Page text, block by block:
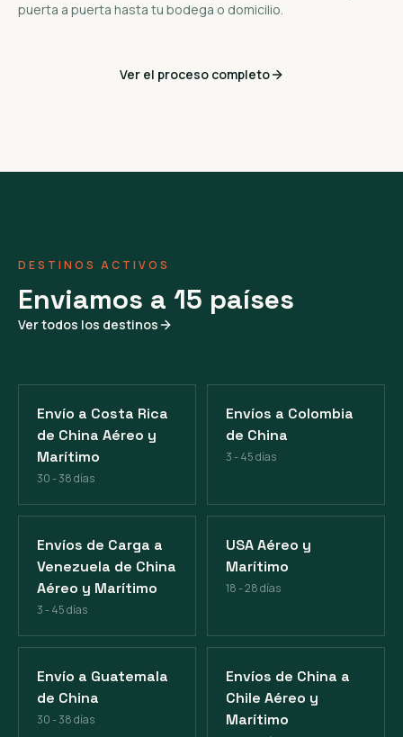
puerta a puerta hasta tu bodega o domicilio.
Ver el proceso completo
DESTINOS ACTIVOS
Enviamos a 15 países
Ver todos los destinos
Envío a Costa Rica
de China Aéreo y
Marítimo
30 - 38 días
Envíos a Colombia
de China
3 - 45 días
Envíos de Carga a
Venezuela de China
Aéreo y Marítimo
3 - 45 días
USA Aéreo y
Marítimo
18 - 28 días
Envío a Guatemala
de China
30 - 38 días
Envíos de China a
Chile Aéreo y
Marítimo